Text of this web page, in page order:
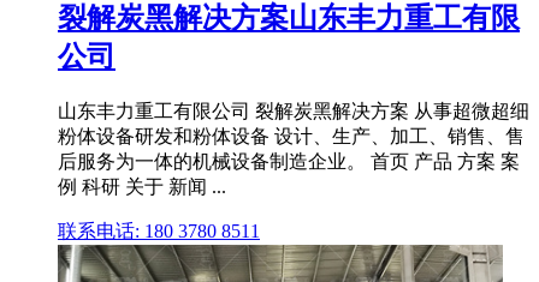
裂解炭黑解决方案山东丰力重工有限
公司
山东丰力重工有限公司 裂解炭黑解决方案 从事超微超细
粉体设备研发和粉体设备 设计、生产、加工、销售、售
后服务为一体的机械设备制造企业。 首页 产品 方案 案
例 科研 关于 新闻 ...
联系电话: 180 3780 8511